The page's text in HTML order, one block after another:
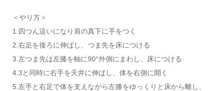
＜やり方＞
1.四つん這いになり肩の真下に手をつく
2.右足を後ろに伸ばし、つま先を床につける
3.左つま先は左膝を軸に90°外側にまわし、床につける
4.3と同時に右手を天井に伸ばし、体を右側に開く
5.左手と右足で体を支えながら左膝をゆっくりと床から離し、